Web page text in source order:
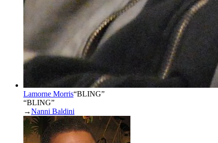
Lamorne Morris“BLING”
“BLING”
→Nanni Baldini